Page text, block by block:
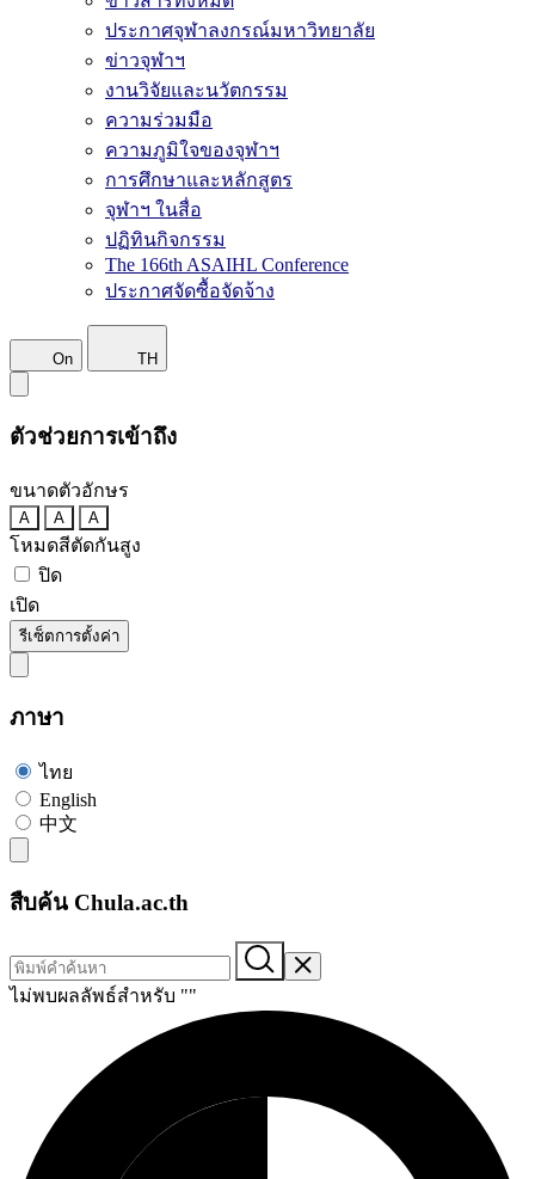
ประกาศจุฬาลงกรณ์มหาวิทยาลัย
ข่าวจุฬาฯ
งานวิจัยและนวัตกรรม
ความร่วมมือ
ความภูมิใจของจุฬาฯ
การศึกษาและหลักสูตร
จุฬาฯ ในสื่อ
ปฏิทินกิจกรรม
The 166th ASAIHL Conference
ประกาศจัดซื้อจัดจ้าง
On TH
ตัวช่วยการเข้าถึง
ขนาดตัวอักษร
A A A
โหมดสีตัดกันสูง
ปิด
เปิด
รีเซ็ตการตั้งค่า
ภาษา
ไทย
English
中文
สืบค้น Chula.ac.th
ไม่พบผลลัพธ์สำหรับ ""